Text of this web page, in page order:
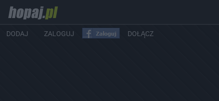
DODAJ ZALOGUJ DOŁĄCZ